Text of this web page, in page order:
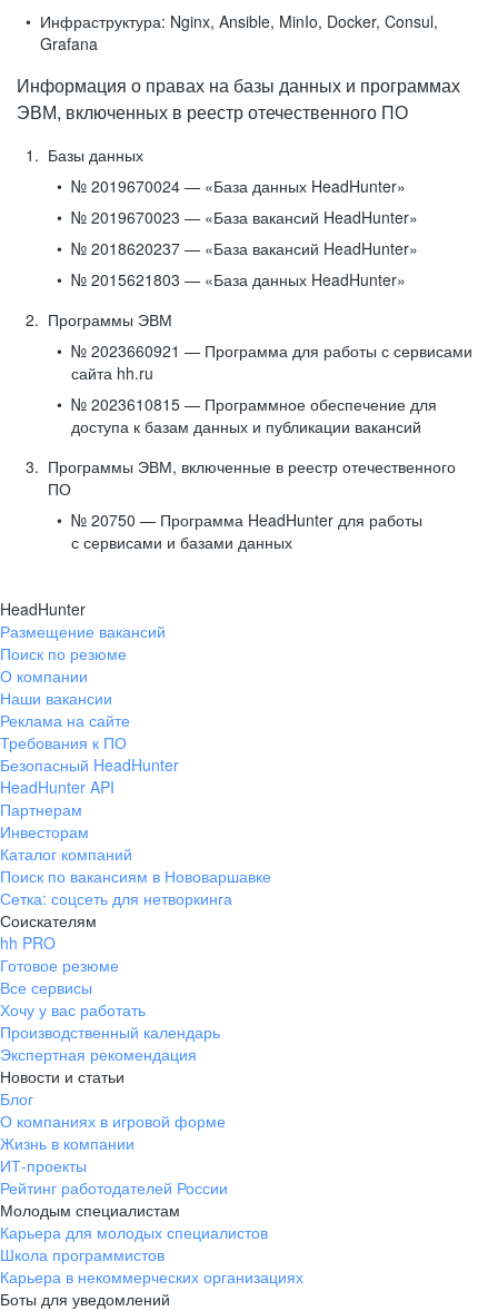
Инфраструктура: Nginx, Ansible, MinIo, Docker, Consul,
Grafana
Информация о правах на базы данных и программах
ЭВМ, включенных в реестр отечественного ПО
Базы данных
№ 2019670024 — «База данных HeadHunter»
№ 2019670023 — «База вакансий HeadHunter»
№ 2018620237 — «База вакансий HeadHunter»
№ 2015621803 — «База данных HeadHunter»
Программы ЭВМ
№ 2023660921 — Программа для работы с сервисами
сайта hh.ru
№ 2023610815 — Программное обеспечение для
доступа к базам данных и публикации вакансий
Программы ЭВМ, включенные в реестр отечественного
ПО
№ 20750 — Программа HeadHunter для работы
с сервисами и базами данных
HeadHunter
Размещение вакансий
Поиск по резюме
О компании
Наши вакансии
Реклама на сайте
Требования к ПО
Безопасный HeadHunter
HeadHunter API
Партнерам
Инвесторам
Каталог компаний
Поиск по вакансиям в Нововаршавке
Сетка: соцсеть для нетворкинга
Соискателям
hh PRO
Готовое резюме
Все сервисы
Хочу у вас работать
Производственный календарь
Экспертная рекомендация
Новости и статьи
Блог
О компаниях в игровой форме
Жизнь в компании
ИТ-проекты
Рейтинг работодателей России
Молодым специалистам
Карьера для молодых специалистов
Школа программистов
Карьера в некоммерческих организациях
Боты для уведомлений